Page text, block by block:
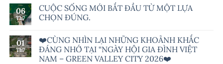
06
Th7
CUỘC SỐNG MỚI BẮT ĐẦU TỪ MỘT LỰA
CHỌN ĐÚNG.
01
Th7
❤️CÙNG NHÌN LẠI NHỮNG KHOẢNH KHẮC
ĐÁNG NHỚ TẠI “NGÀY HỘI GIA ĐÌNH VIỆT
NAM – GREEN VALLEY CITY 2026❤️